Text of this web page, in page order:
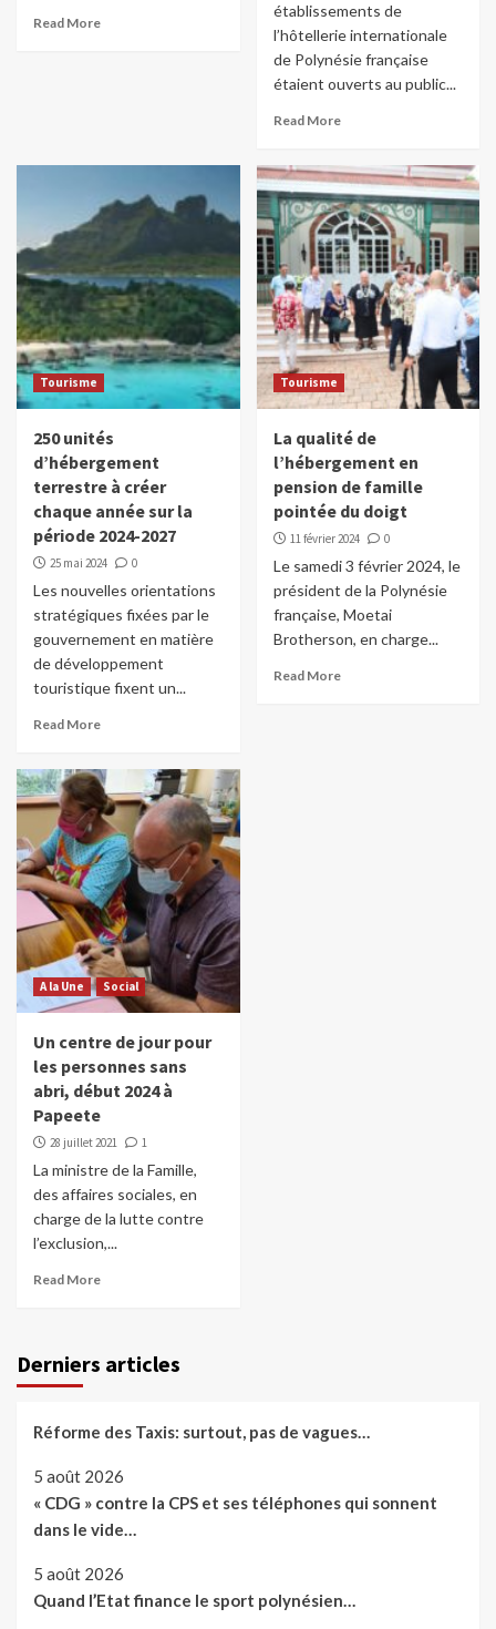
Read More
établissements de
l’hôtellerie internationale
de Polynésie française
étaient ouverts au public...
Read More
Tourisme
250 unités
d’hébergement
terrestre à créer
chaque année sur la
période 2024-2027
25 mai 2024 0
Les nouvelles orientations
stratégiques fixées par le
gouvernement en matière
de développement
touristique fixent un...
Read More
Tourisme
La qualité de
l’hébergement en
pension de famille
pointée du doigt
11 février 2024 0
Le samedi 3 février 2024, le
président de la Polynésie
française, Moetai
Brotherson, en charge...
Read More
A la Une Social
Un centre de jour pour
les personnes sans
abri, début 2024 à
Papeete
28 juillet 2021 1
La ministre de la Famille,
des affaires sociales, en
charge de la lutte contre
l’exclusion,...
Read More
Derniers articles
Réforme des Taxis: surtout, pas de vagues…
5 août 2026
« CDG » contre la CPS et ses téléphones qui sonnent
dans le vide…
5 août 2026
Quand l’Etat finance le sport polynésien…